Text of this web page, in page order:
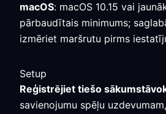
macOS: macOS 10.15 vai
pārbaudītais minimums;
izmēriet maršrutu pirms
Setup
Reģistrējiet tiešo
savienojumu spēļu